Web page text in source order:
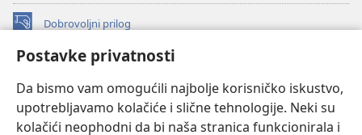
Postavke privatnosti
Da bismo vam omogućili najbolje korisničko iskustvo,
upotrebljavamo kolačiće i slične tehnologije. Neki su
kolačići neophodni da bi naša stranica funkcionirala i
Dobrovoljni prilog
(otvara
novi
INTERNETSKA BIBLIOTEKA Watchtower
se
novi
prozor)
JW Hub
(otvara
se